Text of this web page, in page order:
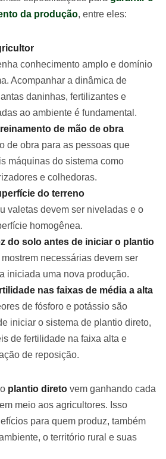
da produção, entre eles:
conhecimento amplo e domínio
Acompanhar a dinâmica de
daninhas, fertilizantes e
ao ambiente é fundamental.
de mão de obra
de obra para as pessoas que
máquinas do sistema como
e colhedoras.
do terreno
valetas devem ser niveladas e o
homogênea.
do solo antes de iniciar o plantio
necessárias devem ser
iniciada uma nova produção.
nas faixas de média a alta
de fósforo e potássio são
iniciar o sistema de plantio direto,
de fertilidade na faixa alta e
de reposição.
plantio direto vem ganhando cada
meio aos agricultores. Isso
para quem produz, também
o território rural e suas